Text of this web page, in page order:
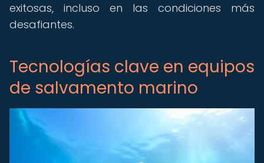
exitosas, incluso en las condiciones más
desafiantes.
Tecnologías clave en equipos
de salvamento marino